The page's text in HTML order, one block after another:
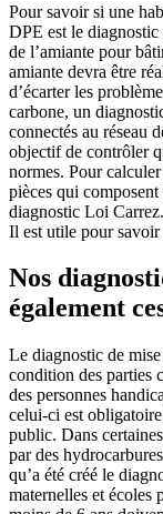
Pour savoir si une
DPE est le
de l’amiante pour
amiante devra être
d’écarter les
carbone, un
connectés au réseau
objectif de contrôler
normes. Pour
pièces qui
diagnostic Loi
Il est utile pour savoir
Nos
également
Le diagnostic de
condition des parties
des personnes
celui-ci est
public. Dans
par des
qu’a été créé le
maternelles et écoles